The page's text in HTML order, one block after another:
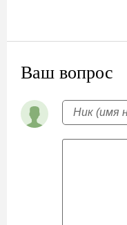
Ваш вопрос